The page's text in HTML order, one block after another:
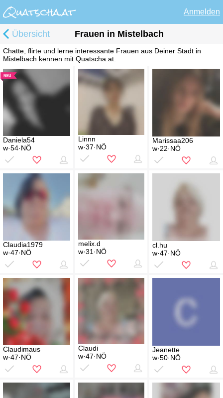
Anmelden
Übersicht Frauen in Mistelbach
Chatte, flirte und lerne interessante Frauen aus Deiner Stadt in
Mistelbach kennen mit Quatscha.at.
Daniela54
w·54·NÖ
Linnn
w·37·NÖ
Marissaa206
w·22·NÖ
Claudia1979
w·47·NÖ
melix.d
w·31·NÖ
cl.hu
w·47·NÖ
Claudimaus
w·47·NÖ
Claudi
w·47·NÖ
Jeanette
w·50·NÖ